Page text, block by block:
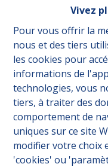
Vivez
Pour vous offrir la
nous et des tiers
les cookies pour
informations de
technologies, vous
tiers, à traiter des
comportement de
uniques sur ce site
modifier votre choix
'cookies' ou
Marais des Soeurs
€ 50.000